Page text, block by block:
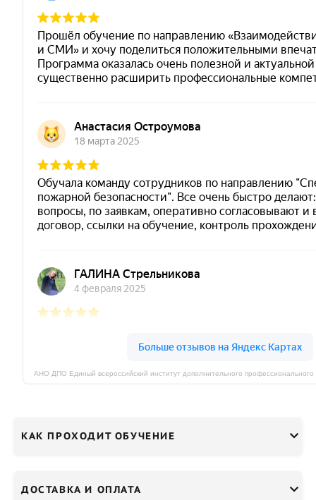
КАК ПРОХОДИТ ОБУЧЕНИЕ
ДОСТАВКА И ОПЛАТА